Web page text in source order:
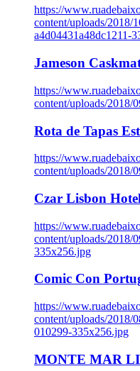
https://
content/uploads/2018/
a4d04431a48dc1211-
Jameson
https://
content/uploads/2018/
Rota de Tapas
https://
content/uploads/2018/
Czar Lisbon Hotel
https://
content/uploads/2018/
335x256.jpg
Comic Con
https://
content/uploads/2018/
010299-335x256.jpg
MONTE MAR